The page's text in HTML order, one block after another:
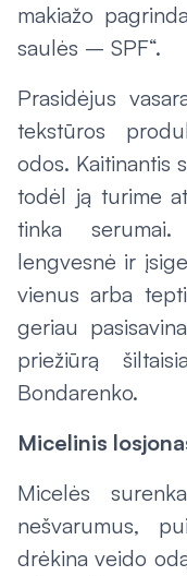
makiažo
saulės – SPF“.
Prasidėjus
tekstūros
odos. Kaitinantis
todėl ją turime
tinka
lengvesnė ir
vienus arba
geriau
priežiūrą
Bondarenko.
Micelinis
Micelės
nešvarumus,
drėkina veido